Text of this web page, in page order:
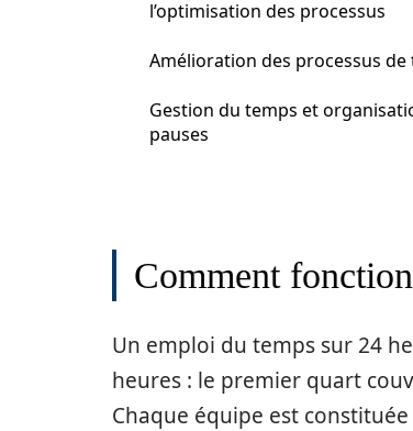
l’optimisation des processus
Amélioration des processus de
Gestion du temps et
pauses
Comment
Un emploi du temps sur 24
heures : le premier quart
Chaque équipe est